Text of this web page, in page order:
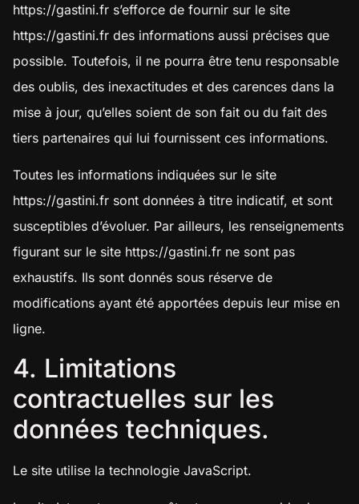
https://gastini.fr s’efforce de fournir sur le site
https://gastini.fr des informations aussi précises que
possible. Toutefois, il ne pourra être tenu responsable
des oublis, des inexactitudes et des carences dans la
mise à jour, qu’elles soient de son fait ou du fait des
tiers partenaires qui lui fournissent ces informations.
Toutes les informations indiquées sur le site
https://gastini.fr sont données à titre indicatif, et sont
susceptibles d’évoluer. Par ailleurs, les renseignements
figurant sur le site https://gastini.fr ne sont pas
exhaustifs. Ils sont donnés sous réserve de
modifications ayant été apportées depuis leur mise en
ligne.
4. Limitations
contractuelles sur les
données techniques.
Le site utilise la technologie JavaScript.